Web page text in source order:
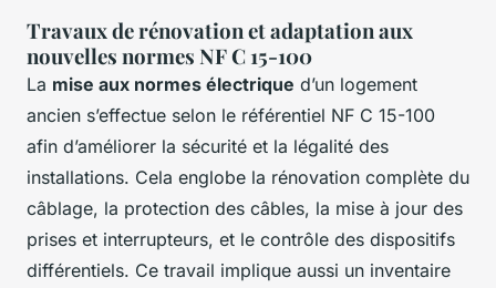
Travaux de rénovation et adaptation aux
nouvelles normes NF C 15-100
La mise aux normes électrique d’un logement
ancien s’effectue selon le référentiel NF C 15-100
afin d’améliorer la sécurité et la légalité des
installations. Cela englobe la rénovation complète du
câblage, la protection des câbles, la mise à jour des
prises et interrupteurs, et le contrôle des dispositifs
différentiels. Ce travail implique aussi un inventaire